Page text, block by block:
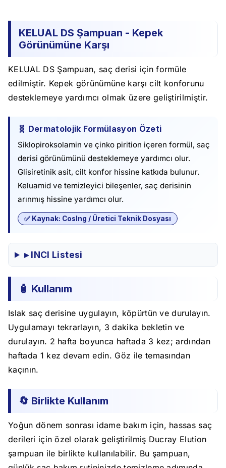
KELUAL DS Şampuan - Kepek
Görünümüne Karşı
KELUAL DS Şampuan, saç derisi için formüle
edilmiştir. Kepek görünümüne karşı cilt konforunu
desteklemeye yardımcı olmak üzere geliştirilmiştir.
🧬 Dermatolojik Formülasyon Özeti
Siklopiroksolamin ve çinko pirition içeren formül, saç
derisi görünümünü desteklemeye yardımcı olur.
Glisiretinik asit, cilt konfor hissine katkıda bulunur.
Keluamid ve temizleyici bileşenler, saç derisinin
arınmış hissine yardımcı olur.
✅ Kaynak: CosIng / Üretici Teknik Dosyası
▸ INCI Listesi
🧴 Kullanım
Islak saç derisine uygulayın, köpürtün ve durulayın.
Uygulamayı tekrarlayın, 3 dakika bekletin ve
durulayın. 2 hafta boyunca haftada 3 kez; ardından
haftada 1 kez devam edin. Göz ile temasından
kaçının.
🔄 Birlikte Kullanım
Yoğun dönem sonrası idame bakım için, hassas saç
derileri için özel olarak geliştirilmiş Ducray Elution
şampuan ile birlikte kullanılabilir. Bu şampuan,